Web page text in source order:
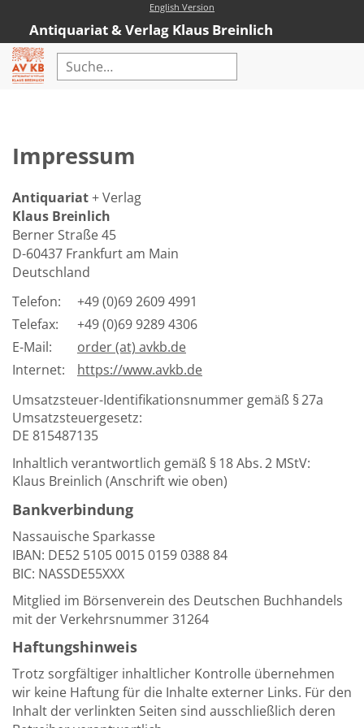
English Version
Antiquariat & Verlag Klaus Breinlich
Antiquariat
Kataloge
Neubücher
AVKB-Edition
Buchempfehlungen
Neubuchsortiment
Aktuelles
Buchbinderei und Restauration
Glossar und Bibliographien
Warenkorb
Kontakt
Newsletter
Impressum
Antiquariat+ Verlag
Klaus Breinlich
Berner Straße 45
D-60437 Frankfurt am Main
Deutschland
Telefon:
+49 (0)69 2609 4991
Telefax:
+49 (0)69 9289 4306
E-Mail:
order (at) avkb.de
Internet:
https://www.avkb.de
Umsatzsteuer-Identifikationsnummer gemäß § 27a
Umsatzsteuergesetz:
DE 815487135
Inhaltlich verantwortlich gemäß § 18 Abs. 2 MStV:
Klaus Breinlich (Anschrift wie oben)
Bankverbindung
Nassauische Sparkasse
IBAN: DE52 5105 0015 0159 0388 84
BIC: NASSDE55XXX
Mitglied im Börsenverein des Deutschen Buchhandels
mit der Verkehrsnummer 31264
Haftungshinweis
Trotz sorgfältiger inhaltlicher Kontrolle übernehmen
wir keine Haftung für die Inhalte externer Links. Für den
Inhalt der verlinkten Seiten sind ausschließlich deren